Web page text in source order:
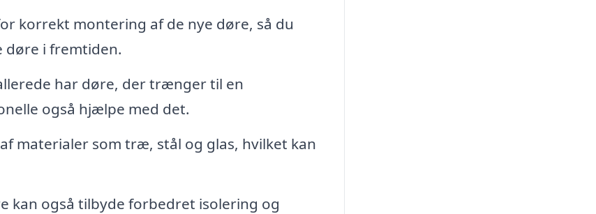
korrekt montering af de nye døre, så du
i fremtiden.
har døre, der trænger til en
også hjælpe med det.
materialer som træ, stål og glas, hvilket kan
kan også tilbyde forbedret isolering og